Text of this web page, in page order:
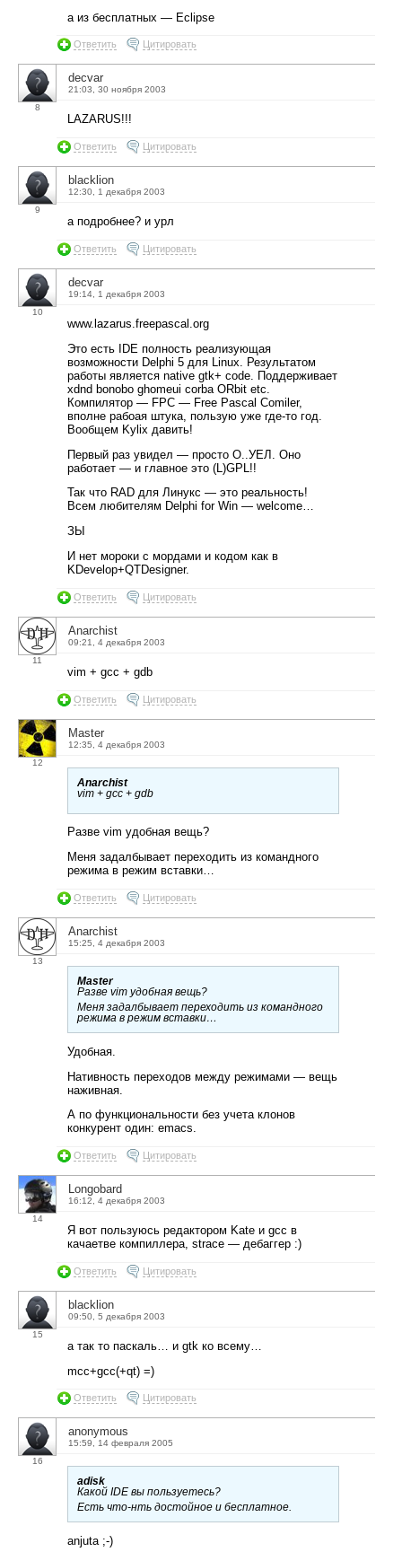
а из бесплатных — Eclipse
Ответить Цитировать
8
decvar
21:03, 30 ноября 2003
LAZARUS!!!
Ответить Цитировать
9
blacklion
12:30, 1 декабря 2003
а подробнее? и урл
Ответить Цитировать
10
decvar
19:14, 1 декабря 2003
www.lazarus.freepascal.org
Это есть IDE полность реализующая
возможности Delphi 5 для Linux. Результатом
работы является native gtk+ code. Поддерживает
xdnd bonobo ghomeui corba ORbit etc.
Компилятор — FPC — Free Pascal Comiler,
вполне рабоая штука, пользую уже где-то год.
Вообщем Kylix давить!
Первый раз увидел — просто О..УЕЛ. Оно
работает — и главное это (L)GPL!!
Так что RAD для Линукс — это реальность!
Всем любителям Delphi for Win — welcome…
ЗЫ
И нет мороки с мордами и кодом как в
KDevelop+QTDesigner.
Ответить Цитировать
11
Anarchist
09:21, 4 декабря 2003
vim + gcc + gdb
Ответить Цитировать
12
Master
12:35, 4 декабря 2003
Anarchist
vim + gcc + gdb
Разве vim удобная вещь?
Меня задалбывает переходить из командного
режима в режим вставки…
Ответить Цитировать
13
Anarchist
15:25, 4 декабря 2003
Master
Разве vim удобная вещь?
Меня задалбывает переходить из командного
режима в режим вставки…
Удобная.
Нативность переходов между режимами — вещь
наживная.
А по функциональности без учета клонов
конкурент один: emacs.
Ответить Цитировать
14
Longobard
16:12, 4 декабря 2003
Я вот пользуюсь редактором Kate и gcc в
качаетве компиллера, strace — дебаггер :)
Ответить Цитировать
15
blacklion
09:50, 5 декабря 2003
а так то паскаль… и gtk ко всему…
mcc+gcc(+qt) =)
Ответить Цитировать
16
anonymous
15:59, 14 февраля 2005
adisk
Какой IDE вы пользуетесь?
Есть что-нть достойное и бесплатное.
anjuta ;-)